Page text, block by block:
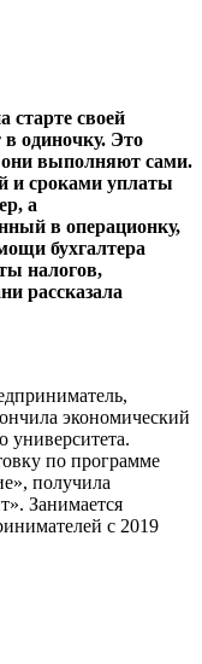
старте своей
в одиночку. Это
они выполняют сами.
и сроками уплаты
а
в операционку,
бухгалтера
налогов,
рассказала
экономический
университета.
по программе
получила
Занимается
с 2019